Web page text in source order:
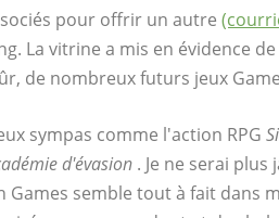
pour offrir un autre
La vitrine a mis en évidence
de nombreux futurs jeux
sympas comme l'action RPG
d'évasion . Je ne serai
Games semble tout à fait dans